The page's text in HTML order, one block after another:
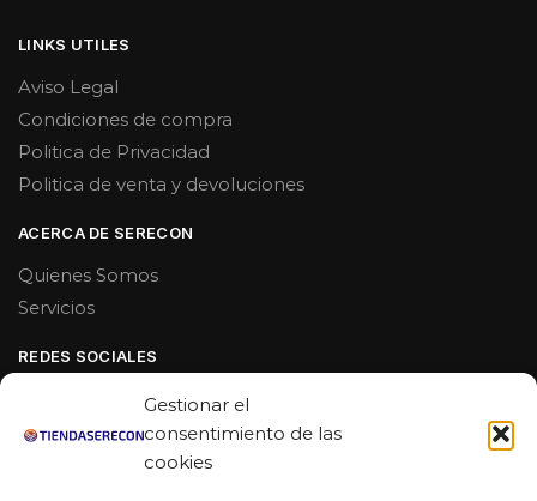
Gestionar el
consentimiento de las
cookies
LINKS UTILES
Aviso Legal
Condiciones de compra
Politica de Privacidad
Politica de venta y devoluciones
ACERCA DE SERECON
Quienes Somos
Servicios
REDES SOCIALES
Linkedin